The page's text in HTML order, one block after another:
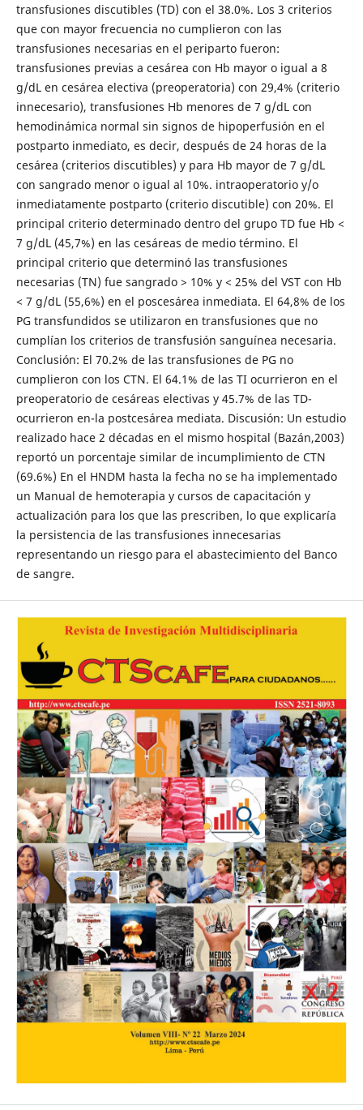
transfusiones discutibles (TD) con el 38.0%. Los 3 criterios
que con mayor frecuencia no cumplieron con las
transfusiones necesarias en el periparto fueron:
transfusiones previas a cesárea con Hb mayor o igual a 8
g/dL en cesárea electiva (preoperatoria) con 29,4% (criterio
innecesario), transfusiones Hb menores de 7 g/dL con
hemodinámica normal sin signos de hipoperfusión en el
postparto inmediato, es decir, después de 24 horas de la
cesárea (criterios discutibles) y para Hb mayor de 7 g/dL
con sangrado menor o igual al 10%. intraoperatorio y/o
inmediatamente postparto (criterio discutible) con 20%. El
principal criterio determinado dentro del grupo TD fue Hb <
7 g/dL (45,7%) en las cesáreas de medio término. El
principal criterio que determinó las transfusiones
necesarias (TN) fue sangrado > 10% y < 25% del VST con Hb
< 7 g/dL (55,6%) en el poscesárea inmediata. El 64,8% de los
PG transfundidos se utilizaron en transfusiones que no
cumplían los criterios de transfusión sanguínea necesaria.
Conclusión: El 70.2% de las transfusiones de PG no
cumplieron con los CTN. El 64.1% de las TI ocurrieron en el
preoperatorio de cesáreas electivas y 45.7% de las TD-
ocurrieron en-la postcesárea mediata. Discusión: Un estudio
realizado hace 2 décadas en el mismo hospital (Bazán,2003)
reportó un porcentaje similar de incumplimiento de CTN
(69.6%) En el HNDM hasta la fecha no se ha implementado
un Manual de hemoterapia y cursos de capacitación y
actualización para los que las prescriben, lo que explicaría
la persistencia de las transfusiones innecesarias
representando un riesgo para el abastecimiento del Banco
de sangre.